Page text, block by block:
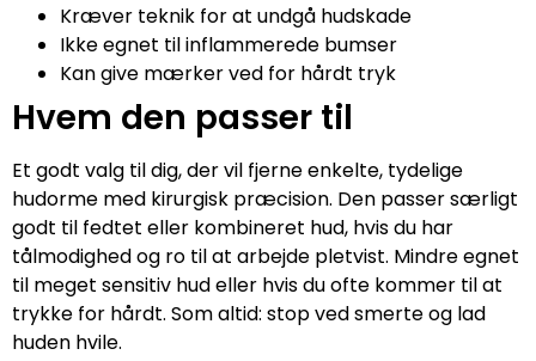
Kræver teknik for at undgå hudskade
Ikke egnet til inflammerede bumser
Kan give mærker ved for hårdt tryk
Hvem den passer til
Et godt valg til dig, der vil fjerne enkelte, tydelige
hudorme med kirurgisk præcision. Den passer særligt
godt til fedtet eller kombineret hud, hvis du har
tålmodighed og ro til at arbejde pletvist. Mindre egnet
til meget sensitiv hud eller hvis du ofte kommer til at
trykke for hårdt. Som altid: stop ved smerte og lad
huden hvile.